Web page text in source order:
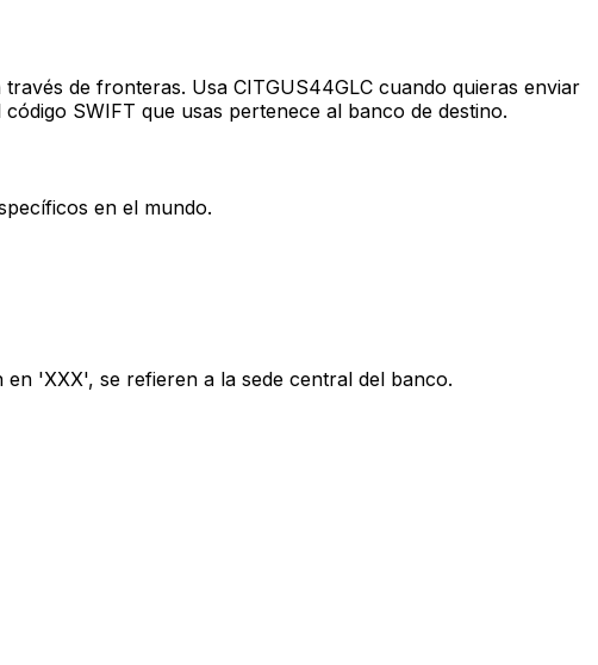
de fronteras. Usa CITGUS44GLC cuando quieras enviar
SWIFT que usas pertenece al banco de destino.
en el mundo.
'XXX', se refieren a la sede central del banco.